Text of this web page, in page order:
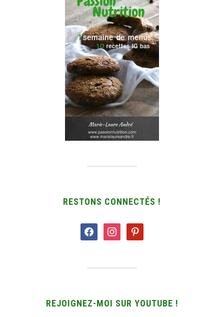
RESTONS CONNECTÉS !
facebookinstagrampinterest
REJOIGNEZ-MOI SUR YOUTUBE !